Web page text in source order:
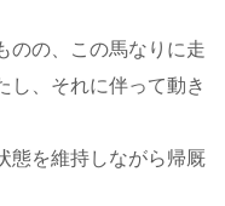
のの、この馬なりに走
し、それに伴って動き
態を維持しながら帰厩